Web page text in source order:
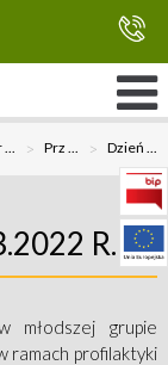
... > Prz ... > Dzień ...
R.
młodszej grupie
ramach profilaktyki